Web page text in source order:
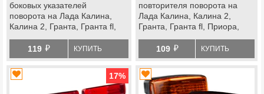
боковых указателей
поворота на Лада Калина,
Калина 2, Гранта, Гранта fl,
Шевроле Нива
119 й КУПИТЬ
повторителя поворота на
Лада Калина, Калина 2,
Гранта, Гранта fl, Приора,
109 й КУПИТЬ
17%